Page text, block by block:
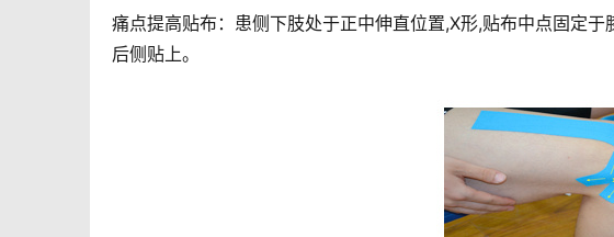
痛点提高贴布：患侧下肢处于正中伸直位置,X形,贴布中点固定
后侧贴上。